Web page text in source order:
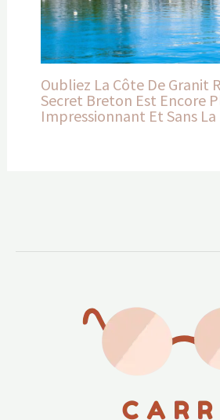
Oubliez La Côte De Granit
Secret Breton Est Encore
Impressionnant Et Sans La